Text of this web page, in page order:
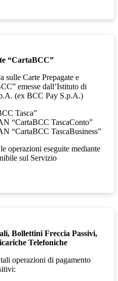
“CartaBCC”
sulle Carte Prepagate e
emesse dall’Istituto di
(ex BCC Pay S.p.A.)
Tasca”
“CartaBCC TascaConto”
“CartaBCC TascaBusiness”
operazioni eseguite mediante
sul Servizio
Bollettini Freccia Passivi,
Telefoniche
operazioni di pagamento